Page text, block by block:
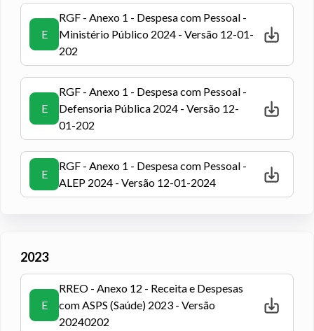
E
RGF - Anexo 1 - Despesa com Pessoal -
Ministério Público 2024 - Versão 12-01-
202
E
RGF - Anexo 1 - Despesa com Pessoal -
Defensoria Pública 2024 - Versão 12-
01-202
E
RGF - Anexo 1 - Despesa com Pessoal -
ALEP 2024 - Versão 12-01-2024
2023
E
RREO - Anexo 12 - Receita e Despesas
com ASPS (Saúde) 2023 - Versão
20240202